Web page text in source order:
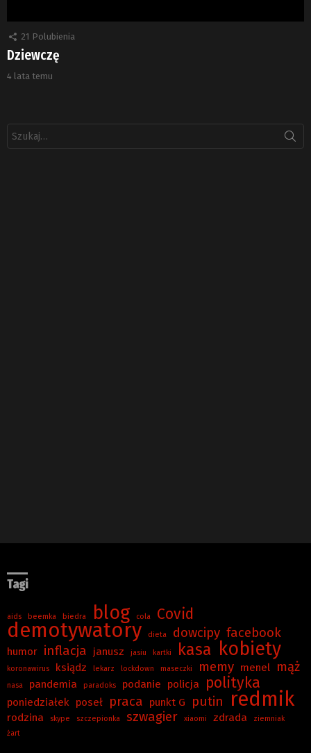
21 Polubienia
Dziewczę
4 lata temu
Tagi
aids beemka biedra blog cola Covid
demotywatory dieta dowcipy facebook
humor inflacja janusz jasiu kartki kasa kobiety
koronawirus ksiądz lekarz lockdown maseczki memy menel mąż
nasa pandemia paradoks podanie policja polityka
poniedziałek poseł praca punkt G putin redmik
rodzina skype szczepionka szwagier xiaomi zdrada
ziemniak
żart